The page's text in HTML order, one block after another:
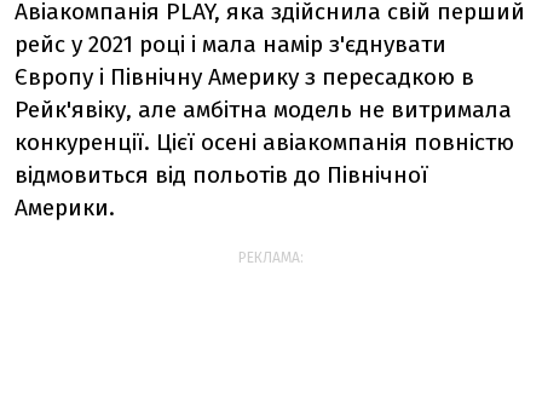
Авіакомпанія PLAY, яка здійснила свій перший
рейс у 2021 році і мала намір з'єднувати
Європу і Північну Америку з пересадкою в
Рейк'явіку, але амбітна модель не витримала
конкуренції. Цієї осені авіакомпанія повністю
відмовиться від польотів до Північної
Америки.
РЕКЛАМА: